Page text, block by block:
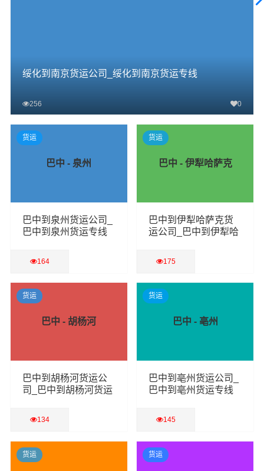
绥化到南京货运公司_绥化到南京货运专线
256 0
查看详细
巴中 - 泉州
巴中到泉州货运公司_
巴中到泉州货运专线
164
查看详细
货运
巴中 - 伊犁哈萨克
巴中到伊犁哈萨克货
运公司_巴中到伊犁哈
175
查看详细
货运
巴中 - 胡杨河
巴中到胡杨河货运公
司_巴中到胡杨河货运
134
查看详细
货运
巴中 - 亳州
巴中到亳州货运公司_
巴中到亳州货运专线
145
查看详细
货运
货运 货运